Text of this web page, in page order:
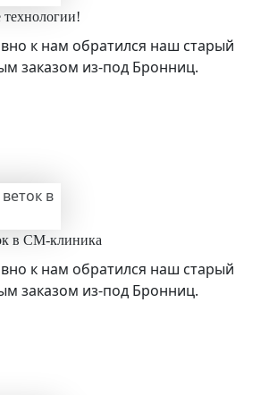
к нам обратился наш старый
заказом из-под Бронниц.
в СМ-клиника
к нам обратился наш старый
заказом из-под Бронниц.